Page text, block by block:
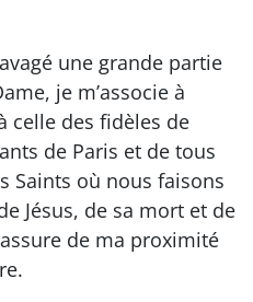
une grande partie
je m’associe à
celle des fidèles de
de Paris et de tous
Saints où nous faisons
Jésus, de sa mort et de
de ma proximité